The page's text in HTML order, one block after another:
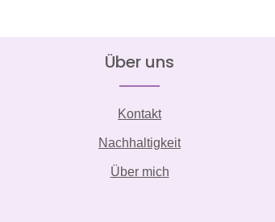
Über uns
Kontakt
Nachhaltigkeit
Über mich